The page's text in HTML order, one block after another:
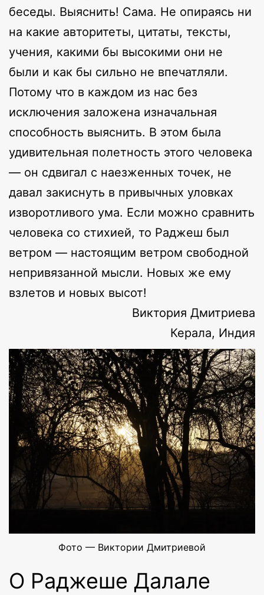
беседы. Выяснить! Сама. Не опираясь ни
на какие авторитеты, цитаты, тексты,
учения, какими бы высокими они не
были и как бы сильно не впечатляли.
Потому что в каждом из нас без
исключения заложена изначальная
способность выяснить. В этом была
удивительная полетность этого человека
— он сдвигал с наезженных точек, не
давал закиснуть в привычных уловках
изворотливого ума. Если можно сравнить
человека со стихией, то Раджеш был
ветром — настоящим ветром свободной
непривязанной мысли. Новых же ему
взлетов и новых высот!
Виктория Дмитриева
Керала, Индия
Фото — Виктории Дмитриевой
О Раджеше Далале